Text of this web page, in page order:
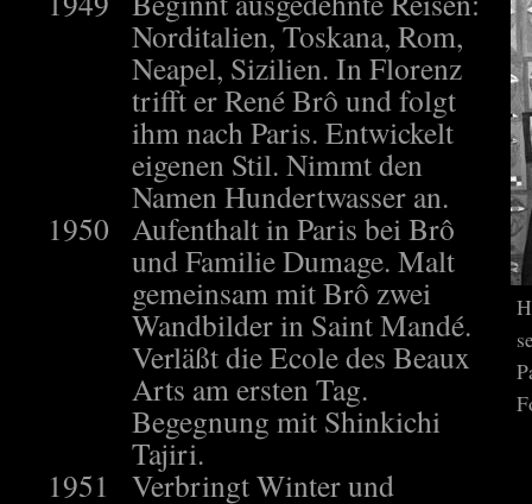
Norditalien, Toskana, Rom,
Neapel, Sizilien. In Florenz
trifft er René Brô und folgt
ihm nach Paris. Entwickelt
eigenen Stil. Nimmt den
Namen Hundertwasser an.
1950 Aufenthalt in Paris bei Brô
und Familie Dumage. Malt
gemeinsam mit Brô zwei
Wandbilder in Saint Mandé.
Verläßt die Ecole des Beaux
Arts am ersten Tag.
Begegnung mit Shinkichi
Tajiri.
1951 Verbringt Winter und